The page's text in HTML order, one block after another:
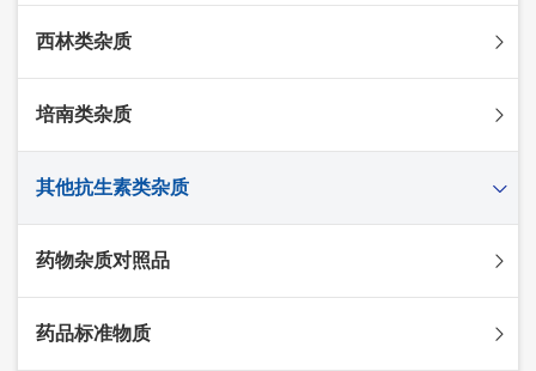
头孢唑林杂质
头孢他啶杂质
头孢米诺杂质
西林类杂质
苯唑西林杂质
替卡西林杂质
阿洛西林杂质
培南类杂质
多立培南杂质
厄他培南杂质
其他抗生素类杂质
利福平杂质
药物杂质对照品
药品标准物质